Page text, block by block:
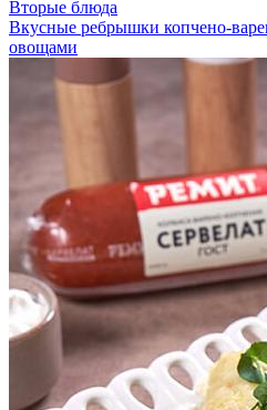
Вторые блюда
Вкусные ребрышки копчено-
овощами